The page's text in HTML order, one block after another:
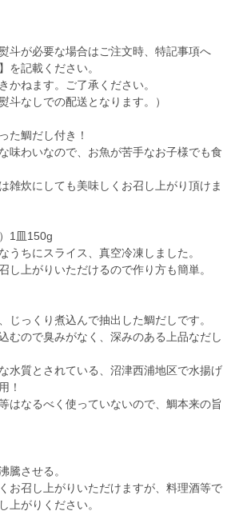
斗が必要な場合はご注文時、特記事項へ
を記載ください。
かねます。ご了承ください。
斗なしでの配送となります。）
た鯛だし付き！
味わいなので、お魚が苦手なお子様でも食
雑炊にしても美味しくお召し上がり頂けま
1皿150g
うちにスライス、真空冷凍しました。
し上がりいただけるので作り方も簡単。
じっくり煮込んで抽出した鯛だしです。
むので臭みがなく、深みのある上品なだし
水質とされている、沼津西浦地区で水揚げ
！
はなるべく使っていないので、鯛本来の旨
騰させる。
お召し上がりいただけますが、料理酒等で
上がりください。